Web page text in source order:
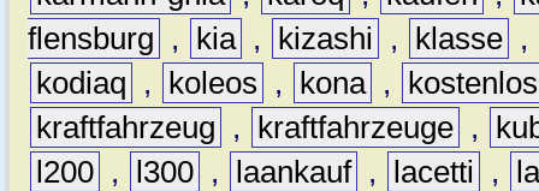
flensburg
, kia , kizashi , klasse ,
kodiaq
, koleos , kona ,
kostenlos
kraftfahrzeug
, kraftfahrzeuge ,
l200 , l300 , laankauf , lacetti ,